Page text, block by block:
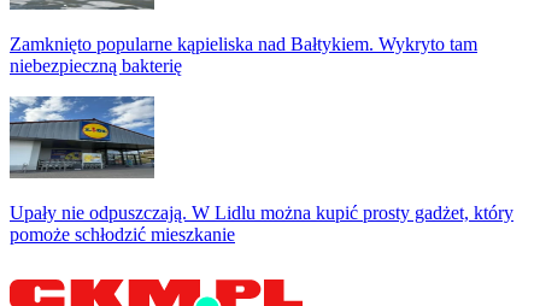
Zamknięto popularne kąpieliska nad Bałtykiem. Wykryto tam
niebezpieczną bakterię
Upały nie odpuszczają. W Lidlu można kupić prosty gadżet, który
pomoże schłodzić mieszkanie